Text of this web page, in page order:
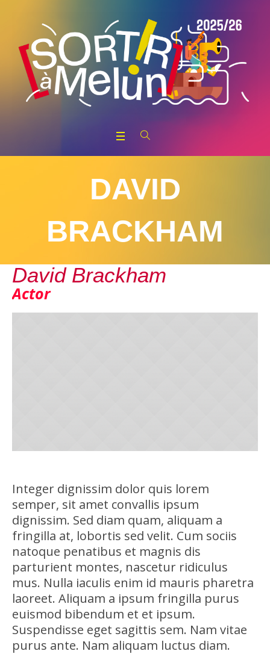
DAVID
BRACKHAM
David Brackham
Actor
Integer dignissim dolor quis lorem
semper, sit amet convallis ipsum
dignissim. Sed diam quam, aliquam a
fringilla at, lobortis sed velit. Cum sociis
natoque penatibus et magnis dis
parturient montes, nascetur ridiculus
mus. Nulla iaculis enim id mauris pharetra
laoreet. Aliquam a ipsum fringilla purus
euismod bibendum et et ipsum.
Suspendisse eget sagittis sem. Nam vitae
purus ante. Nam aliquam luctus diam.